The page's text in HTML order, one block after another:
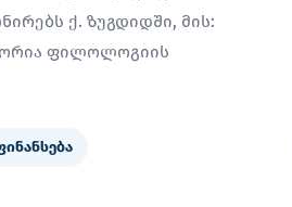
ქ. ზუგდიდში, მის:
ფილოლოგიის